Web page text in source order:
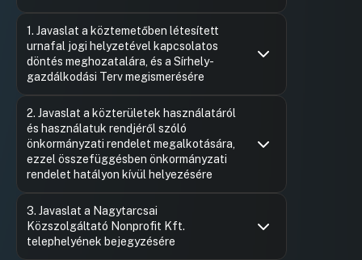
1. Javaslat a köztemetőben létesített
urnafal jogi helyzetével kapcsolatos
döntés meghozatalára, és a Sírhely-
gazdálkodási Terv megismerésére
2. Javaslat a közterületek használatáról
és használatuk rendjéről szóló
önkormányzati rendelet megalkotására,
ezzel összefüggésben önkormányzati
rendelet hatályon kívül helyezésére
3. Javaslat a Nagytarcsai
Közszolgáltató Nonprofit Kft.
telephelyének bejegyzésére